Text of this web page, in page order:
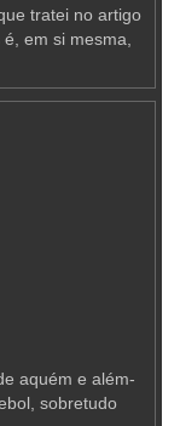
tratei no artigo
em si mesma,
aquém e além-
sobretudo